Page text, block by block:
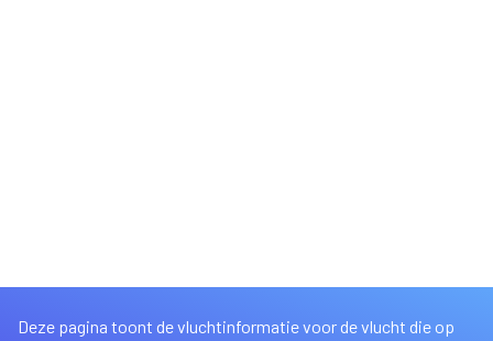
Deze pagina toont de vluchtinformatie voor de vlucht die op